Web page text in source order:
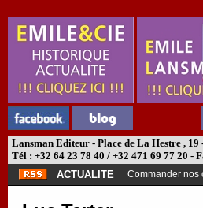
Lansman Editeur - Place de La Hestre , 19
Tél : +32 64 23 78 40 / +32 471 69 77 20 -
ACTUALITE
Commander nos